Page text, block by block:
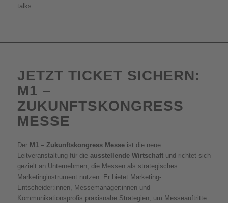
talks.
JETZT TICKET SICHERN:
M1 –
ZUKUNFTSKONGRESS
MESSE
Der M1 – Zukunftskongress Messeist die neue
Leitveranstaltung für die ausstellende Wirtschaftund richtet sich
gezielt an Unternehmen, die Messen als strategisches
Marketinginstrument nutzen. Er bietet Marketing-
Entscheider:innen, Messemanager:innen und
Kommunikationsprofis praxisnahe Strategien, um Messeauftritte